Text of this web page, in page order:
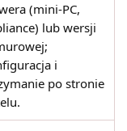
(mini-PC,
lub wersji
i
po stronie